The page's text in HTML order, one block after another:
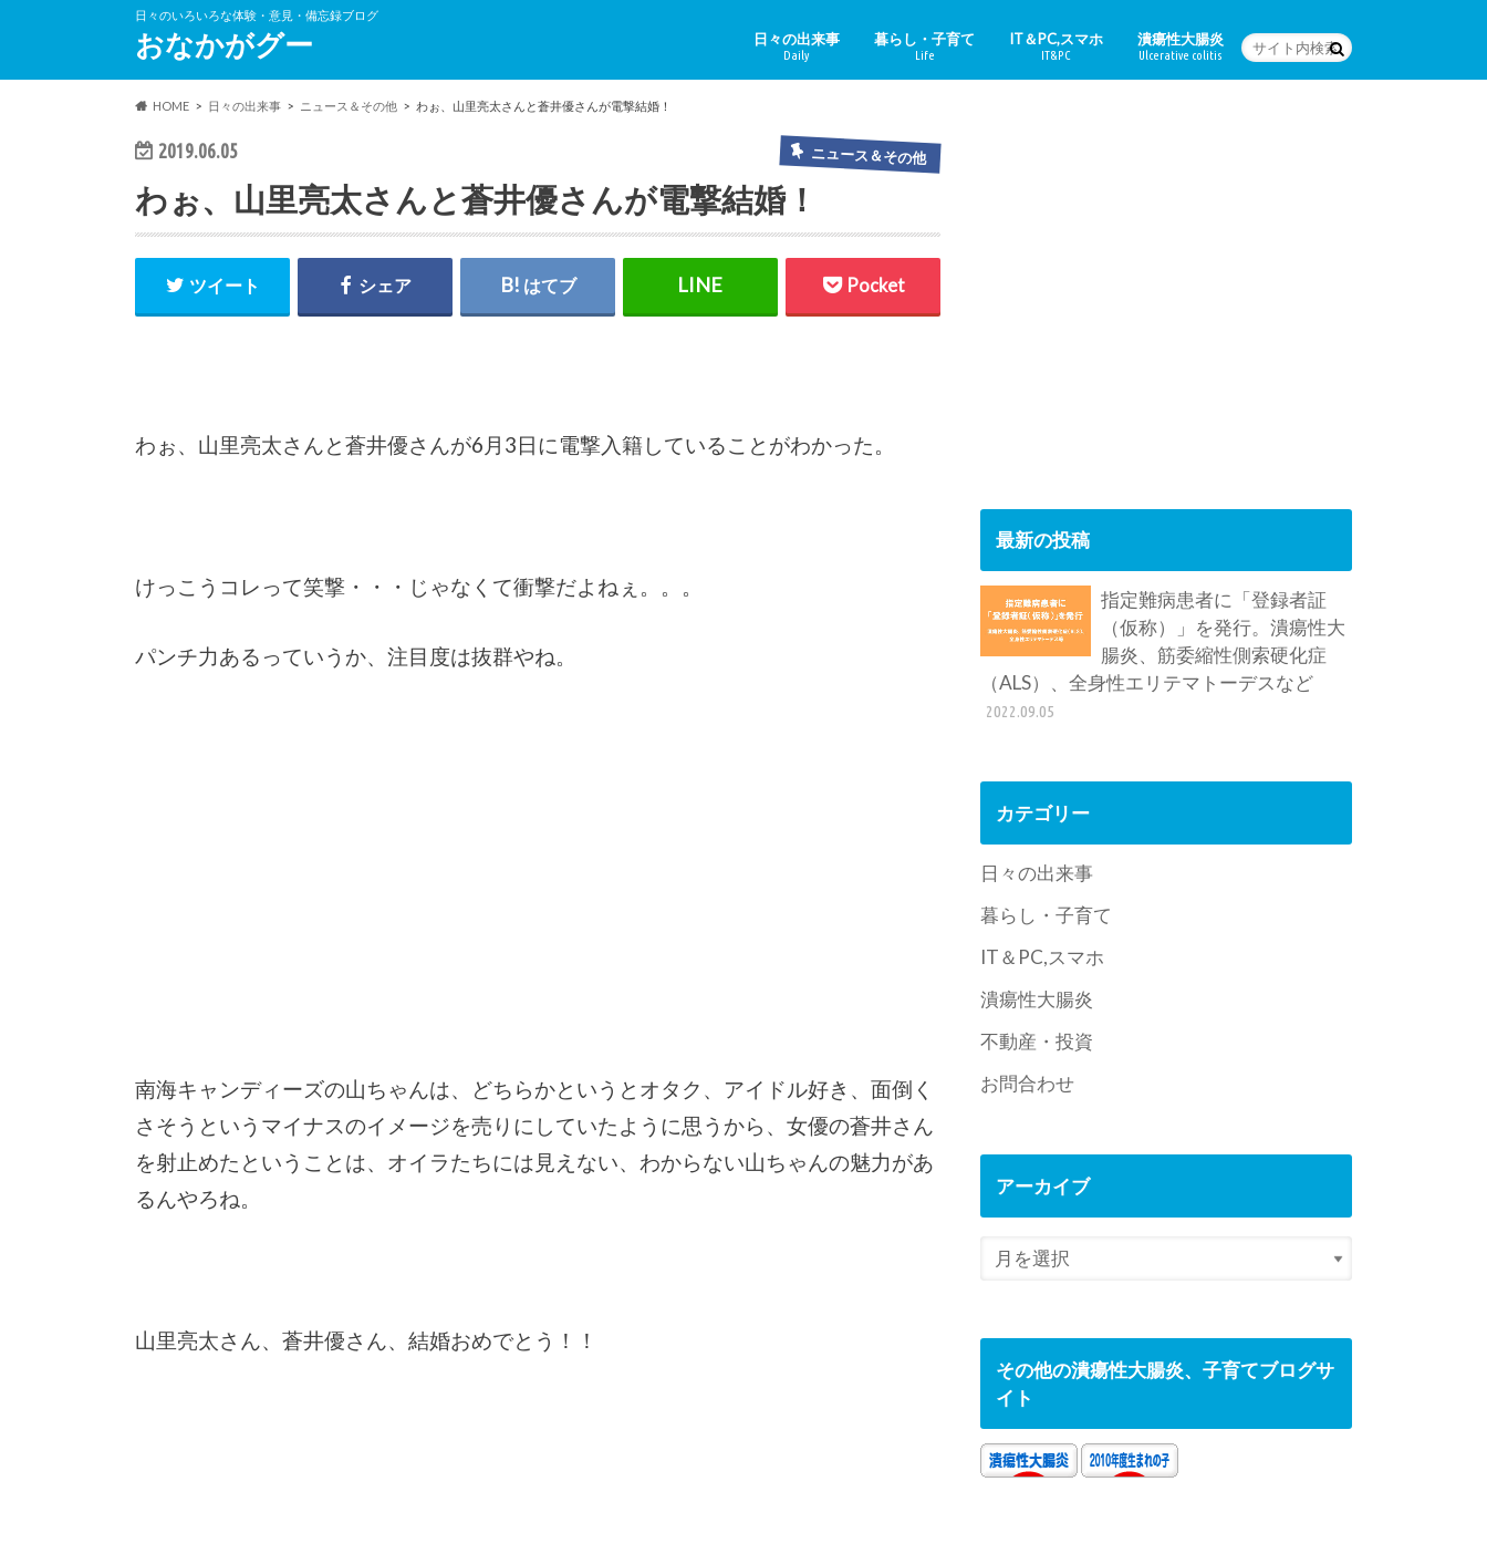
日々のいろいろな体験・意見・備忘録ブログ
おなかがグー 日々の出来事
Daily
暮らし・子育て
Life
IT＆PC,スマホ
IT&PC
潰瘍性大腸炎
Ulcerative colitis
HOME 日々の出来事 ニュース＆その他 わぉ、山里亮太さんと蒼井優さんが電撃結婚！
2019.06.05 ニュース＆その他
わぉ、山里亮太さんと蒼井優さんが電撃結婚！
ツイート シェア はてブ Pocket
わぉ、山里亮太さんと蒼井優さんが6月3日に電撃入籍していることがわかった。
けっこうコレって笑撃・・・じゃなくて衝撃だよねぇ。。。
パンチ力あるっていうか、注目度は抜群やね。
南海キャンディーズの山ちゃんは、どちらかというとオタク、アイドル好き、面倒く
さそうというマイナスのイメージを売りにしていたように思うから、女優の蒼井さん
を射止めたということは、オイラたちには見えない、わからない山ちゃんの魅力があ
るんやろね。
山里亮太さん、蒼井優さん、結婚おめでとう！！
最新の投稿
指定難病患者に「登録者証
（仮称）」を発行。潰瘍性大
腸炎、筋委縮性側索硬化症
（ALS）、全身性エリテマトーデスなど
2022.09.05
カテゴリー
日々の出来事
暮らし・子育て
IT＆PC,スマホ
潰瘍性大腸炎
不動産・投資
お問合わせ
アーカイブ
その他の潰瘍性大腸炎、子育てブログサ
イト